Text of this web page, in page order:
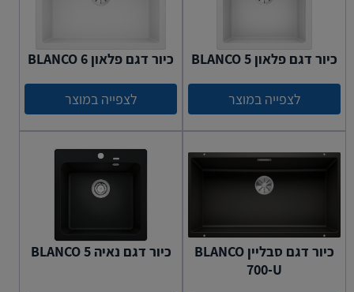
כיור דגם פלאון BLANCO 5
לצפייה במוצר
כיור דגם פלאון BLANCO 6
לצפייה במוצר
כיור דגם סבליין BLANCO
700-U
כיור דגם נאיה 5 BLANCO